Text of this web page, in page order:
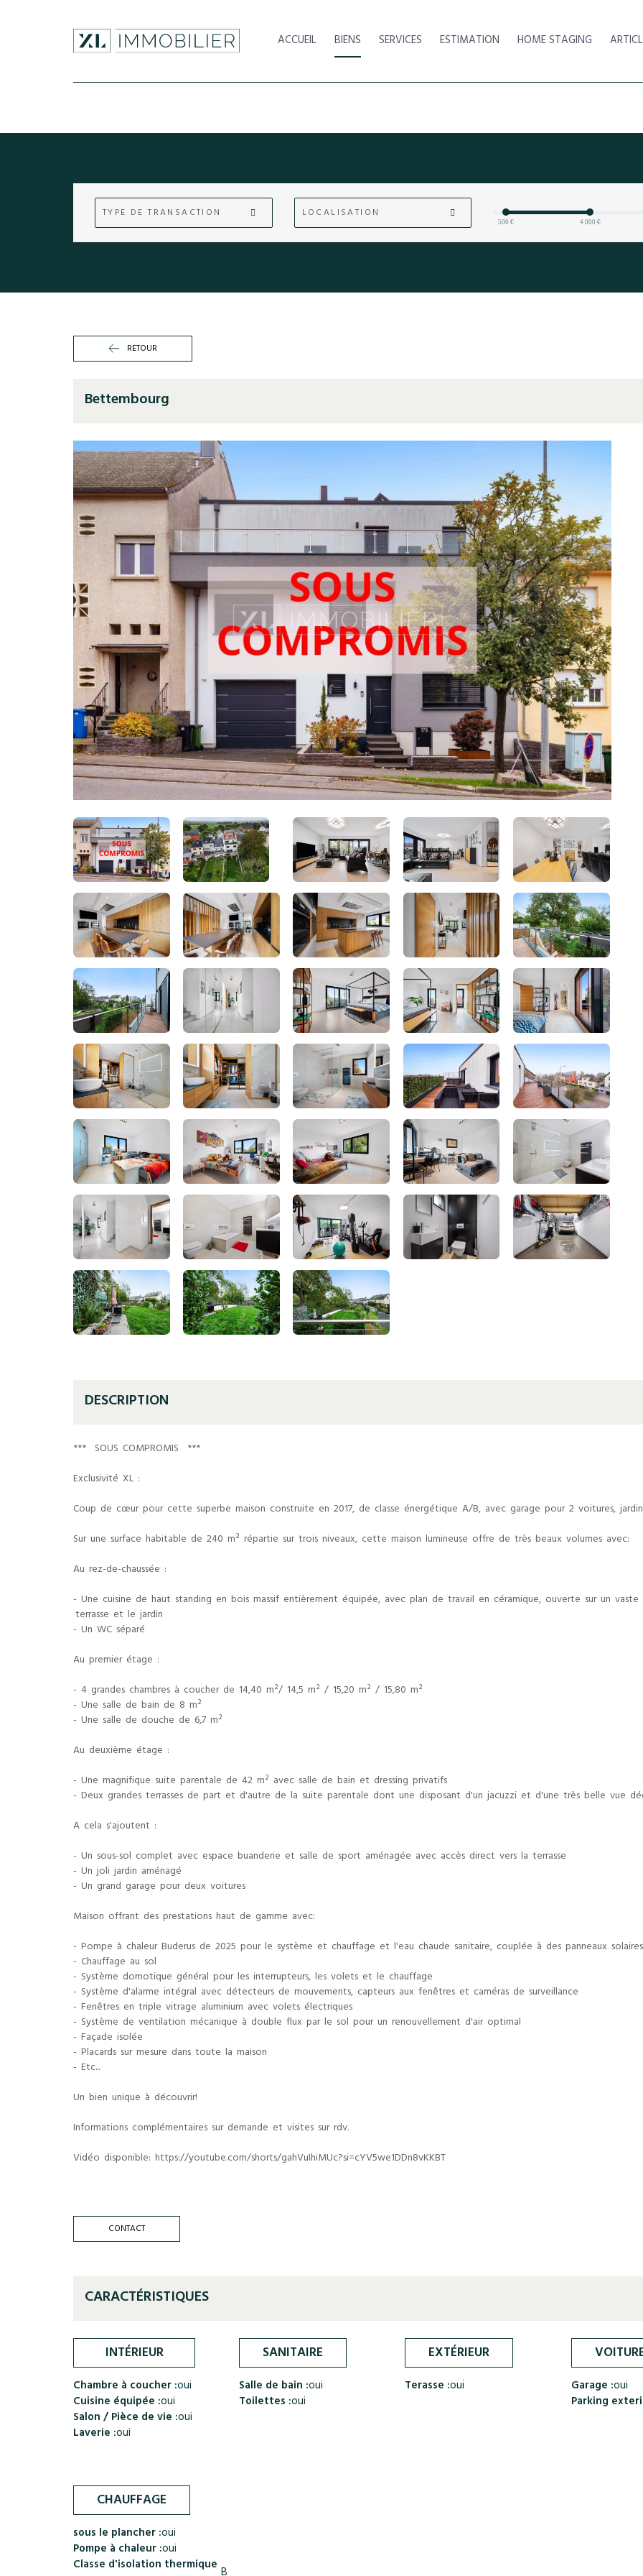
ACCUEIL BIENS SERVICES ESTIMATION HOME STAGING
TYPE DE TRANSACTION LOCALISATION
500 € 4 000 €
RETOUR
Bettembourg
DESCRIPTION
*** SOUS COMPROMIS ***
Exclusivité XL :
Coup de cœur pour cette superbe maison construite en 2017, de classe énergétique A/B, avec garage pour 2 voitures,
Sur une surface habitable de 240 m² répartie sur trois niveaux, cette maison lumineuse offre de très beaux volumes avec:
Au rez-de-chaussée :
- Une cuisine de haut standing en bois massif entièrement équipée, avec plan de travail en céramique, ouverte sur un
terrasse et le jardin
- Un WC séparé
Au premier étage :
- 4 grandes chambres à coucher de 14,40 m²/ 14,5 m² / 15,20 m² / 15,80 m²
- Une salle de bain de 8 m²
- Une salle de douche de 6,7 m²
Au deuxième étage :
- Une magnifique suite parentale de 42 m² avec salle de bain et dressing privatifs
- Deux grandes terrasses de part et d'autre de la suite parentale dont une disposant d'un jacuzzi et d'une très belle vue
A cela s'ajoutent :
- Un sous-sol complet avec espace buanderie et salle de sport aménagée avec accès direct vers la terrasse
- Un joli jardin aménagé
- Un grand garage pour deux voitures
Maison offrant des prestations haut de gamme avec:
- Pompe à chaleur Buderus de 2025 pour le système et chauffage et l'eau chaude sanitaire, couplée à des panneaux
- Chauffage au sol
- Système domotique général pour les interrupteurs, les volets et le chauffage
- Système d'alarme intégral avec détecteurs de mouvements, capteurs aux fenêtres et caméras de surveillance
- Fenêtres en triple vitrage aluminium avec volets électriques
- Système de ventilation mécanique à double flux par le sol pour un renouvellement d'air optimal
- Façade isolée
- Placards sur mesure dans toute la maison
- Etc...
Un bien unique à découvrir!
Informations complémentaires sur demande et visites sur rdv.
Vidéo disponible: https://youtube.com/shorts/gahVuIhiMUc?si=cYV5we1DDn8vKKBT
CONTACT
CARACTÉRISTIQUES
INTÉRIEUR
Chambre à coucher :oui
Cuisine équipée :oui
Salon / Pièce de vie :oui
Laverie :oui
SANITAIRE
Salle de bain :oui
Toilettes :oui
EXTÉRIEUR
Terasse :oui Garage :oui
Parking
CHAUFFAGE
sous le plancher :oui
Pompe à chaleur :oui
Classe d'isolation thermique